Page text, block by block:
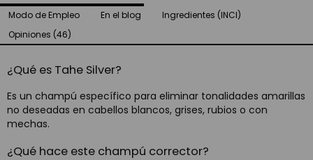
Modo de Empleo
En el blog
Ingredientes (INCI)
Opiniones (46)
¿Qué es Tahe Silver?
Es un champú específico para eliminar tonalidades amarillas
no deseadas en cabellos blancos, grises, rubios o con
mechas.
¿Qué hace este champú corrector?